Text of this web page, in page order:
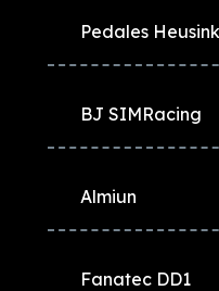
Pedales
BJ SIMRacing
Almiun
Fanatec DD1